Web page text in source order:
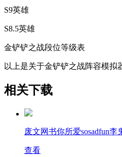
S9英雄
S8.5英雄
金铲铲之战段位等级表
以上是关于金铲铲之战阵容模拟
相关下载
废文网书你所爱sosadfun李
查看